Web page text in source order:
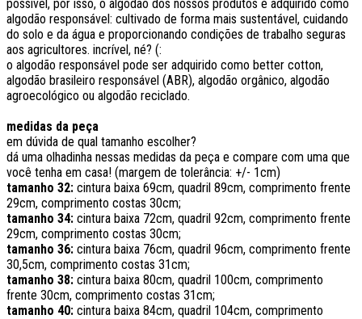
possível, por isso, o algodão dos nossos produtos é adquirido como
algodão responsável: cultivado de forma mais sustentável, cuidando
do solo e da água e proporcionando condições de trabalho seguras
aos agricultores. incrível, né? (:
o algodão responsável pode ser adquirido como better cotton,
algodão brasileiro responsável (ABR), algodão orgânico, algodão
agroecológico ou algodão reciclado.
medidas da peça
em dúvida de qual tamanho escolher?
dá uma olhadinha nessas medidas da peça e compare com uma que
você tenha em casa! (margem de tolerância: +/- 1cm)
tamanho 32: cintura baixa 69cm, quadril 89cm, comprimento frente
29cm, comprimento costas 30cm;
tamanho 34: cintura baixa 72cm, quadril 92cm, comprimento frente
29cm, comprimento costas 30cm;
tamanho 36: cintura baixa 76cm, quadril 96cm, comprimento frente
30,5cm, comprimento costas 31cm;
tamanho 38: cintura baixa 80cm, quadril 100cm, comprimento
frente 30cm, comprimento costas 31cm;
tamanho 40: cintura baixa 84cm, quadril 104cm, comprimento